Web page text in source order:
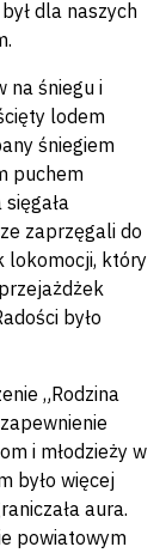
dla naszych
na śniegu i
lodem
śniegiem
puchem
zaprzęgali do
lokomocji, który
było
„Rodzina
i młodzieży w
było więcej
aura.
powiatowym